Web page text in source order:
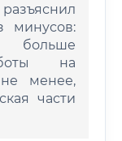
минусов:
больше
на
менее,
части